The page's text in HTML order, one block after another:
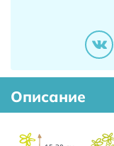
Описание